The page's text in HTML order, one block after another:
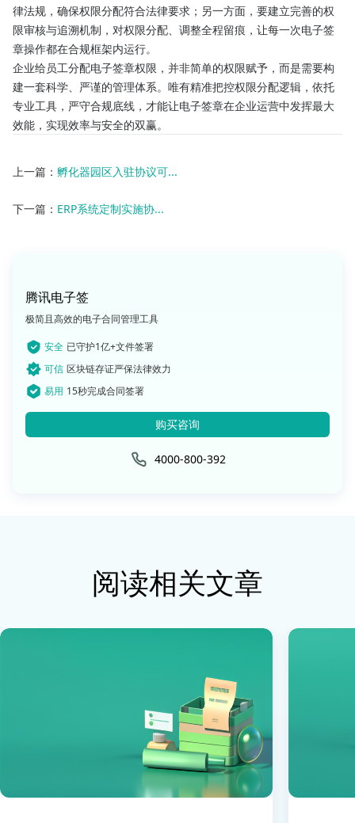
律法规，确保权限分配符合法律要求；另一方面，要建立完善的权
限审核与追溯机制，对权限分配、调整全程留痕，让每一次电子签
章操作都在合规框架内运行。
企业给员工分配电子签章权限，并非简单的权限赋予，而是需要构
建一套科学、严谨的管理体系。唯有精准把控权限分配逻辑，依托
专业工具，严守合规底线，才能让电子签章在企业运营中发挥最大
效能，实现效率与安全的双赢。
上一篇： 孵化器园区入驻协议可...
下一篇： ERP系统定制实施协...
腾讯电子签
极简且高效的电子合同管理工具
安全 已守护1亿+文件签署
可信 区块链存证严保法律效力
易用 15秒完成合同签署
购买咨询
4000-800-392
阅读相关文章